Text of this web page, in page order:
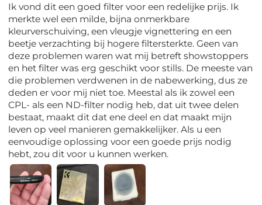
Ik vond dit een goed filter voor een redelijke prijs. Ik
merkte wel een milde, bijna onmerkbare
kleurverschuiving, een vleugje vignettering en een
beetje verzachting bij hogere filtersterkte. Geen van
deze problemen waren wat mij betreft showstoppers
en het filter was erg geschikt voor stills. De meeste van
die problemen verdwenen in de nabewerking, dus ze
deden er voor mij niet toe. Meestal als ik zowel een
CPL- als een ND-filter nodig heb, dat uit twee delen
bestaat, maakt dit dat ene deel en dat maakt mijn
leven op veel manieren gemakkelijker. Als u een
eenvoudige oplossing voor een goede prijs nodig
hebt, zou dit voor u kunnen werken.